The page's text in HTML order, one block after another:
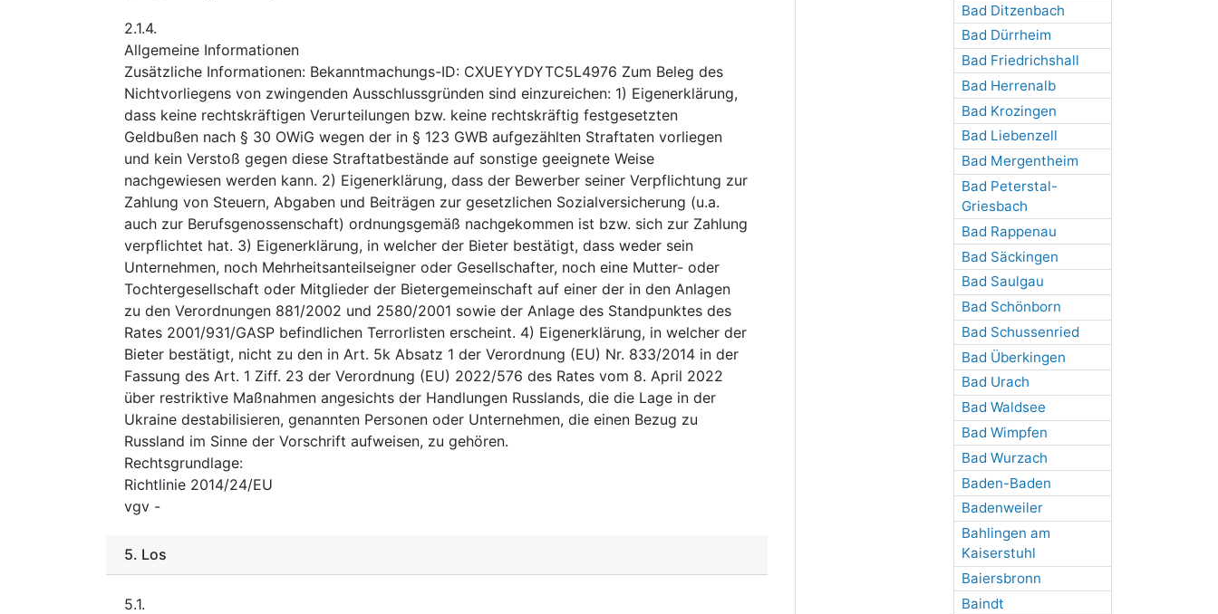
Bad Ditzenbach
Bad Dürrheim
Bad Friedrichshall
Bad Herrenalb
Bad Krozingen
Bad Liebenzell
Bad Mergentheim
Bad Peterstal-
Griesbach
Bad Rappenau
Bad Säckingen
Bad Saulgau
Bad Schönborn
Bad Schussenried
Bad Überkingen
Bad Urach
Bad Waldsee
Bad Wimpfen
Bad Wurzach
Baden-Baden
Badenweiler
Bahlingen am
Kaiserstuhl
Baiersbronn
Baindt
2.1.4.
Allgemeine Informationen
Zusätzliche Informationen: Bekanntmachungs-ID: CXUEYYDYTC5L4976 Zum Beleg des
Nichtvorliegens von zwingenden Ausschlussgründen sind einzureichen: 1) Eigenerklärung,
dass keine rechtskräftigen Verurteilungen bzw. keine rechtskräftig festgesetzten
Geldbußen nach § 30 OWiG wegen der in § 123 GWB aufgezählten Straftaten vorliegen
und kein Verstoß gegen diese Straftatbestände auf sonstige geeignete Weise
nachgewiesen werden kann. 2) Eigenerklärung, dass der Bewerber seiner Verpflichtung zur
Zahlung von Steuern, Abgaben und Beiträgen zur gesetzlichen Sozialversicherung (u.a.
auch zur Berufsgenossenschaft) ordnungsgemäß nachgekommen ist bzw. sich zur Zahlung
verpflichtet hat. 3) Eigenerklärung, in welcher der Bieter bestätigt, dass weder sein
Unternehmen, noch Mehrheitsanteilseigner oder Gesellschafter, noch eine Mutter- oder
Tochtergesellschaft oder Mitglieder der Bietergemeinschaft auf einer der in den Anlagen
zu den Verordnungen 881/2002 und 2580/2001 sowie der Anlage des Standpunktes des
Rates 2001/931/GASP befindlichen Terrorlisten erscheint. 4) Eigenerklärung, in welcher der
Bieter bestätigt, nicht zu den in Art. 5k Absatz 1 der Verordnung (EU) Nr. 833/2014 in der
Fassung des Art. 1 Ziff. 23 der Verordnung (EU) 2022/576 des Rates vom 8. April 2022
über restriktive Maßnahmen angesichts der Handlungen Russlands, die die Lage in der
Ukraine destabilisieren, genannten Personen oder Unternehmen, die einen Bezug zu
Russland im Sinne der Vorschrift aufweisen, zu gehören.
Rechtsgrundlage:
Richtlinie 2014/24/EU
vgv -
5. Los
5.1.